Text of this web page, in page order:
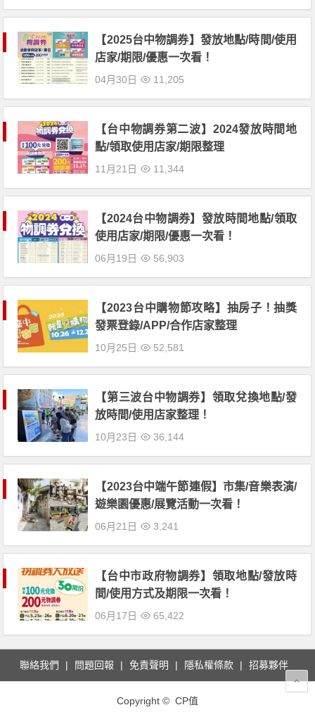
【2025台中物調券】發放地點/時間/使用
店家/期限/優惠一次看！
04月30日 11,205
【台中物調券第二波】2024發放時間地
點/領取使用店家/期限整理
11月21日 11,344
【2024台中物調券】發放時間地點/領取
使用店家/期限/優惠一次看！
06月19日 56,903
【2023台中購物節攻略】抽房子！抽獎
發票登錄/APP/合作店家整理
10月25日 52,581
【第三波台中物調券】領取兌換地點/發
放時間/使用店家整理！
10月23日 36,144
【2023台中端午節連假】市集/音樂表演/
遊樂園優惠/展覽活動一次看！
06月21日 3,241
【台中市政府物調券】領取地點/發放時
間/使用方式及期限一次看！
06月17日 65,422
聯絡我們 問題回報 免責聲明 隱私權條款 招募夥伴
Copyright © CP值